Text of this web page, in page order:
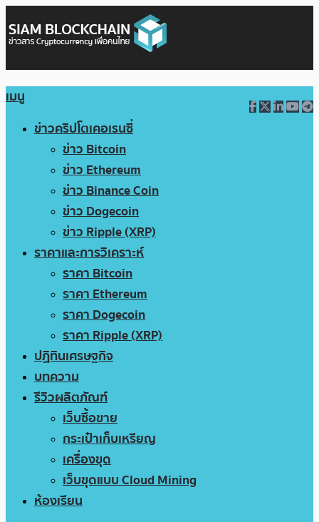
เมนู
ข่าวคริปโตเคอเรนซี่
ข่าว Bitcoin
ข่าว Ethereum
ข่าว Binance Coin
ข่าว Dogecoin
ข่าว Ripple (XRP)
ราคาและการวิเคราะห์
ราคา Bitcoin
ราคา Ethereum
ราคา Dogecoin
ราคา Ripple (XRP)
ปฏิทินเศรษฐกิจ
บทความ
รีวิวผลิตภัณฑ์
เว็บซื้อขาย
กระเป๋าเก็บเหรียญ
เครื่องขุด
เว็บขุดแบบ Cloud Mining
ห้องเรียน